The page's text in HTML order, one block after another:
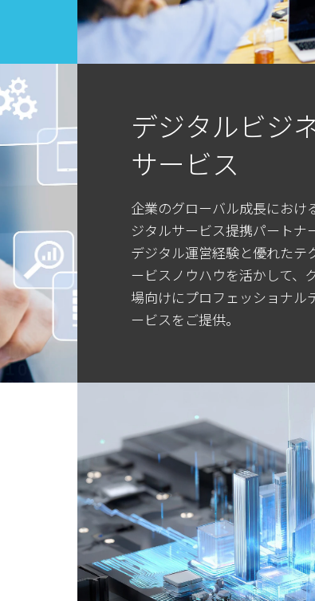
デジタルビジ
サービス
企業のグローバル成長におけ
ジタルサービス提携パートナ
デジタル運営経験と優れたテ
ービスノウハウを活かして、
場向けにプロフェッショナル
ービスをご提供。